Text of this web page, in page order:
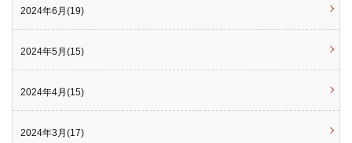
2024年6月(19)
2024年5月(15)
2024年4月(15)
2024年3月(17)